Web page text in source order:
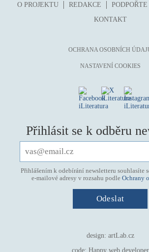
O PROJEKTU REDAKCE
KONTAKT
OCHRANA OSOBNÍCH
NASTAVENÍ COOKIES
Přihlásit se k odběru
Přihlášením k odebírání newsletteru souhlasíte
e-mailové adresy v rozsahu podle Ochrany
design: artLab.cz
code: Happy web developer